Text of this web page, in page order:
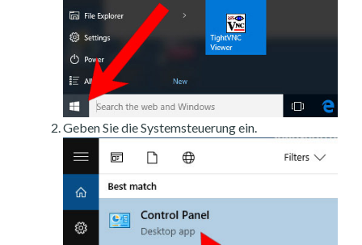
Geben Sie die Systemsteuerung ein.